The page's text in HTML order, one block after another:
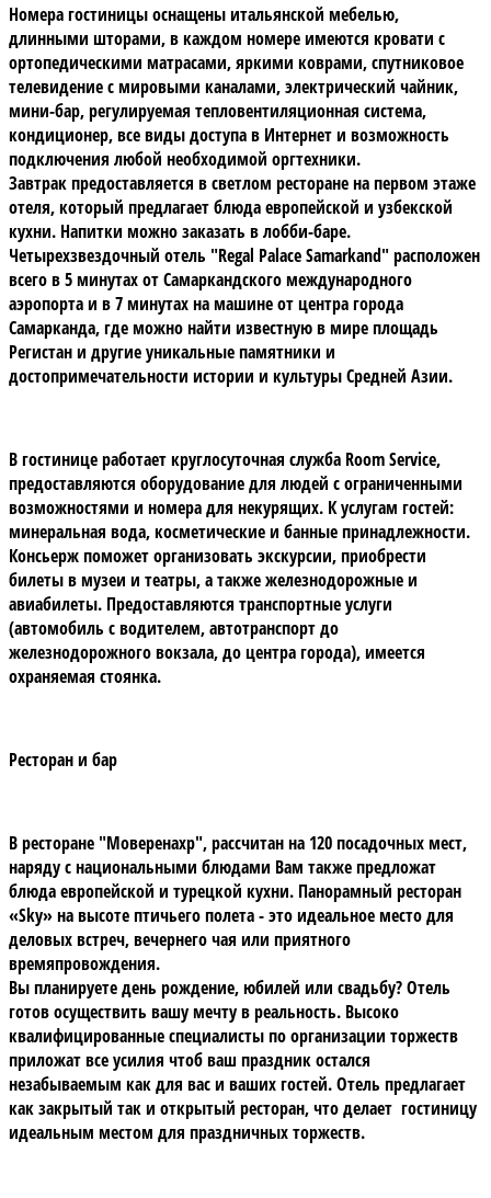
Номера гостиницы оснащеныитальянской мебелью,
длинными шторами, в каждом номере имеются кровати с
ортопедическими матрасами, яркими коврами, спутниковое
телевидение с мировыми каналами, электрический чайник,
мини-бар, регулируемая тепловентиляционная система,
кондиционер, все виды доступа в Интернет и возможность
подключения любой необходимой оргтехники.
Завтрак предоставляется в светлом ресторане на первом этаже
отеля, который предлагает блюда европейской и узбекской
кухни. Напитки можно заказать в лобби-баре.
Четырехзвездочный отель "Regal Palace Samarkand"расположен
всего в 5 минутах от Самаркандского международного
аэропорта и в 7 минутах на машине от центра города
Самарканда, где можно найти известную в миреплощадь
Регистани другие уникальные памятники и
достопримечательности истории и культурыСредней Азии.
В гостинице работает круглосуточная служба Room Service,
предоставляются оборудование для людей с ограниченными
возможностями и номера для некурящих. К услугам гостей:
минеральная вода, косметические и банные принадлежности.
Консьерж поможет организовать экскурсии, приобрести
билеты в музеи и театры, а также железнодорожные и
авиабилеты. Предоставляются транспортные услуги
(автомобиль с водителем, автотранспорт до
железнодорожного вокзала, до центра города), имеется
охраняемая стоянка.
Ресторан и бар
В ресторане "Моверенахр", рассчитан на 120 посадочных мест,
наряду с национальными блюдами Вам также предложат
блюда европейской и турецкой кухни. Панорамный ресторан
«Sky»на высоте птичьего полета - это идеальное место для
деловых встреч, вечернего чая или приятного
времяпровождения.
Вы планируете день рождение, юбилей или свадьбу? Отель
готов осуществить вашу мечту в реальность. Высоко
квалифицированные специалисты по организации торжеств
приложат все усилия чтоб ваш праздник остался
незабываемым как для вас и ваших гостей. Отель предлагает
как закрытый так и открытый ресторан, что делает гостиницу
идеальным местом для праздничных торжеств.